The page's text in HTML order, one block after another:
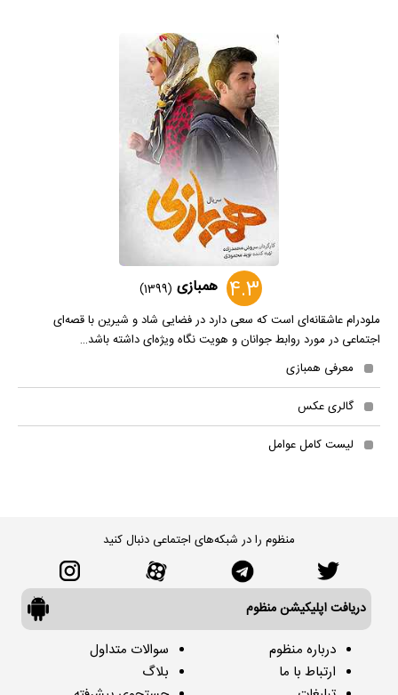
4.3 همبازی (1399)
ملودرام عاشقانه‌ای است که سعی دارد در فضایی شاد و شیرین با قصه‌ای
اجتماعی در مورد روابط جوانان و هویت نگاه ویژه‌ای داشته باشد…
معرفی همبازی
گالری عکس
لیست کامل عوامل
منظوم را در شبکه‌های اجتماعی دنبال کنید
دریافت اپلیکیشن منظوم
درباره منظوم
ارتباط با ما
سوالات متداول
بلاگ